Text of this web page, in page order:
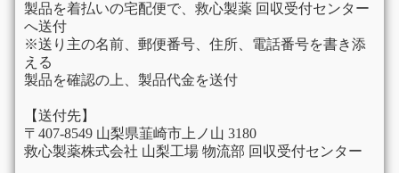
製品を着払いの宅配便で、救心製薬 回収受付センター
へ送付
※送り主の名前、郵便番号、住所、電話番号を書き添
える
製品を確認の上、製品代金を送付
【送付先】
〒407-8549 山梨県韮崎市上ノ山 3180
救心製薬株式会社 山梨工場 物流部 回収受付センター